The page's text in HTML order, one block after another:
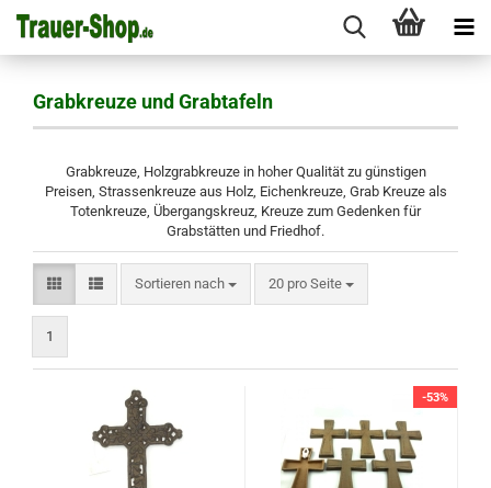
Grabkreuze und Grabtafeln
Grabkreuze, Holzgrabkreuze in hoher Qualität zu günstigen
Preisen, Strassenkreuze aus Holz, Eichenkreuze, Grab Kreuze als
Totenkreuze, Übergangskreuz, Kreuze zum Gedenken für
Grabstätten und Friedhof.
Sortieren nach
Sortieren nach 20 pro Seite
pro Seite
1
-53%